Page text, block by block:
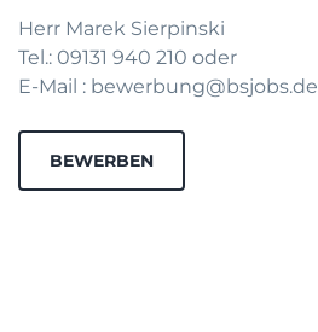
Herr Marek Sierpinski
Tel.: 09131 940 210 oder
E-Mail : bewerbung@bsjobs.de
BEWERBEN